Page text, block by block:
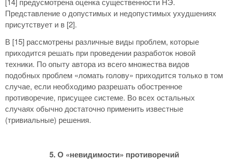
Представление о допустимых и недопустимых ухудшениях
присутствует и в [2].
В [15] рассмотрены различные виды проблем, которые
приходится решать при проведении разработок новой
техники. По опыту автора из всего множества видов
подобных проблем «ломать голову» приходится только в том
случае, если необходимо разрешать обостренное
противоречие, присущее системе. Во всех остальных
случаях обычно достаточно применить известные
(тривиальные) решения.
5. О «невидимости» противоречий